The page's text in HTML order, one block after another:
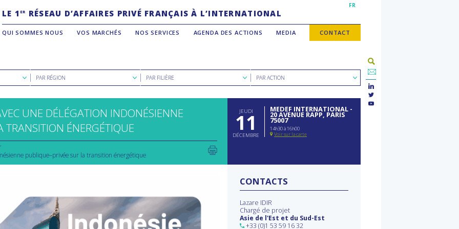
FR
LE 1 ER RÉSEAU D’AFFAIRES PRIVÉ FRANÇAIS À L’INTERNATIONAL
QUI SOMMES NOUS VOS MARCHÉS NOS SERVICES AGENDA DES ACTIONS MEDIA CONTACT
Rechercher
parPAR RÉGION
Rechercher
parPAR FILIÈRE
Rechercher
par
d'action
PAR ACTION
UNE DÉLÉGATION INDONÉSIENNE
TRANSITION ÉNERGÉTIQUE
publique–privée sur la transition énergétique
JEUDI
11
DÉCEMBRE
MEDEF INTERNATIONAL -
20 AVENUE RAPP, PARIS
75007
14h30 à 16h00
Voir sur la carte
CONTACTS
Lazare IDIR
Chargé de projet
Asie de l'Est et du Sud-Est
+33 (0)1 53 59 16 32